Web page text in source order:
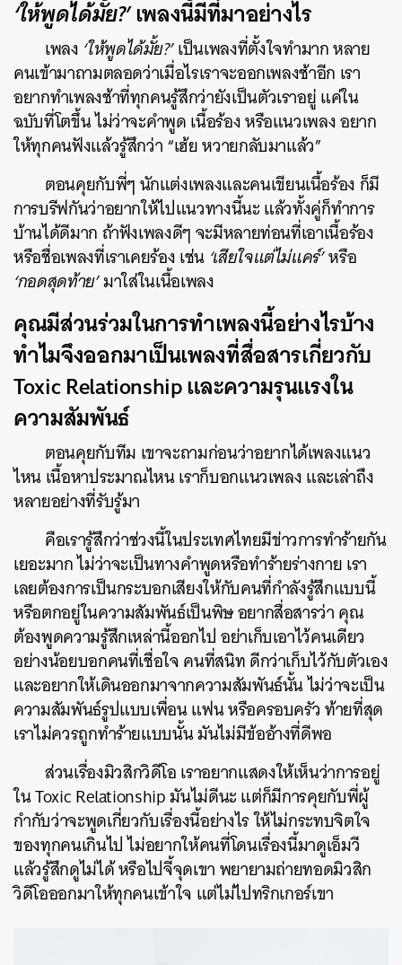
‘ให้พูดได้มั้ย?’เพลงนี้มีที่มาอย่างไร
เพลง ‘ให้พูดได้มั้ย?’เป็นเพลงที่ตั้งใจทำมาก หลาย
คนเข้ามาถามตลอดว่าเมื่อไรเราจะออกเพลงช้าอีก เรา
อยากทำเพลงช้าที่ทุกคนรู้สึกว่ายังเป็นตัวเราอยู่ แค่ใน
ฉบับที่โตขึ้น ไม่ว่าจะคำพูด เนื้อร้อง หรือแนวเพลง อยาก
ให้ทุกคนฟังแล้วรู้สึกว่า “เฮ้ย หวายกลับมาแล้ว”
ตอนคุยกับพี่ๆ นักแต่งเพลงและคนเขียนเนื้อร้อง ก็มี
การบรีฟกันว่าอยากให้ไปแนวทางนี้นะ แล้วทั้งคู่ก็ทำการ
บ้านได้ดีมาก ถ้าฟังเพลงดีๆ จะมีหลายท่อนที่เอาเนื้อร้อง
หรือชื่อเพลงที่เราเคยร้อง เช่น ‘เสียใจแต่ไม่แคร์’หรือ
‘กอดสุดท้าย’มาใส่ในเนื้อเพลง
คุณมีส่วนร่วมในการทำเพลงนี้อย่างไรบ้าง
ทำไมจึงออกมาเป็นเพลงที่สื่อสารเกี่ยวกับ
Toxic Relationshipและความรุนแรงใน
ความสัมพันธ์
ตอนคุยกับทีม เขาจะถามก่อนว่าอยากได้เพลงแนว
ไหน เนื้อหาประมาณไหน เราก็บอกแนวเพลง และเล่าถึง
หลายอย่างที่รับรู้มา
คือเรารู้สึกว่าช่วงนี้ในประเทศไทยมีข่าวการทำร้ายกัน
เยอะมาก ไม่ว่าจะเป็นทางคำพูดหรือทำร้ายร่างกาย เรา
เลยต้องการเป็นกระบอกเสียงให้กับคนที่กำลังรู้สึกแบบนี้
หรือตกอยู่ในความสัมพันธ์เป็นพิษ อยากสื่อสารว่า คุณ
ต้องพูดความรู้สึกเหล่านี้ออกไป อย่าเก็บเอาไว้คนเดียว
อย่างน้อยบอกคนที่เชื่อใจ คนที่สนิท ดีกว่าเก็บไว้กับตัวเอง
และอยากให้เดินออกมาจากความสัมพันธ์นั้น ไม่ว่าจะเป็น
ความสัมพันธ์รูปแบบเพื่อน แฟน หรือครอบครัว ท้ายที่สุด
เราไม่ควรถูกทำร้ายแบบนั้น มันไม่มีข้ออ้างที่ดีพอ
ส่วนเรื่องมิวสิกวิดีโอ เราอยากแสดงให้เห็นว่าการอยู่
ใน Toxic Relationship มันไม่ดีนะ แต่ก็มีการคุยกับพี่ผู้
กำกับว่าจะพูดเกี่ยวกับเรื่องนี้อย่างไร ให้ไม่กระทบจิตใจ
ของทุกคนเกินไป ไม่อยากให้คนที่โดนเรื่องนี้มาดูเอ็มวี
แล้วรู้สึกดูไม่ได้ หรือไปจี้จุดเขา พยายามถ่ายทอดมิวสิก
วิดีโอออกมาให้ทุกคนเข้าใจ แต่ไม่ไปทริกเกอร์เขา
SHARE TWEET LINE EMAIL